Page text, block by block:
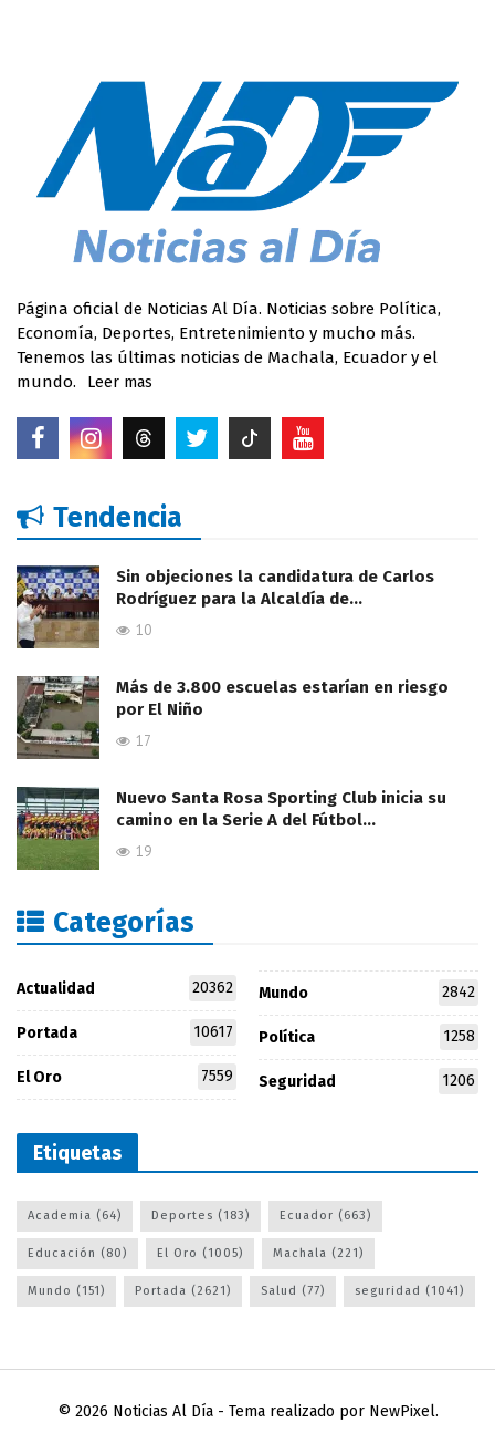
Página oficial de Noticias Al Día. Noticias sobre Política,
Economía, Deportes, Entretenimiento y mucho más.
Tenemos las últimas noticias de Machala, Ecuador y el
mundo.
Leer mas
Tendencia
Sin objeciones la candidatura de Carlos
Rodríguez para la Alcaldía de…
10
Más de 3.800 escuelas estarían en riesgo
por El Niño
17
Nuevo Santa Rosa Sporting Club inicia su
camino en la Serie A del Fútbol…
19
Categorías
Actualidad 20362
Portada 10617
El Oro 7559
Mundo 2842
Política 1258
Seguridad 1206
Etiquetas
Academia (64) Deportes (183) Ecuador (663)
Educación (80) El Oro (1005) Machala (221)
Mundo (151) Portada (2621) Salud (77) seguridad (1041)
© 2026 Noticias Al Día- Tema realizado por NewPixel.